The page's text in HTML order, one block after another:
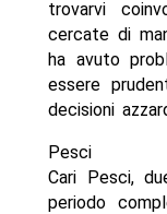
trovarvi
cercate di
ha avuto
essere
decisioni
Pesci
Cari Pesci,
periodo